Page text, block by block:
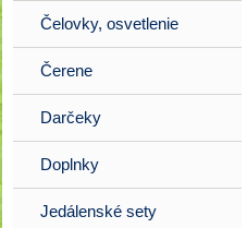
Čelovky, osvetlenie
Čerene
Darčeky
Doplnky
Jedálenské sety